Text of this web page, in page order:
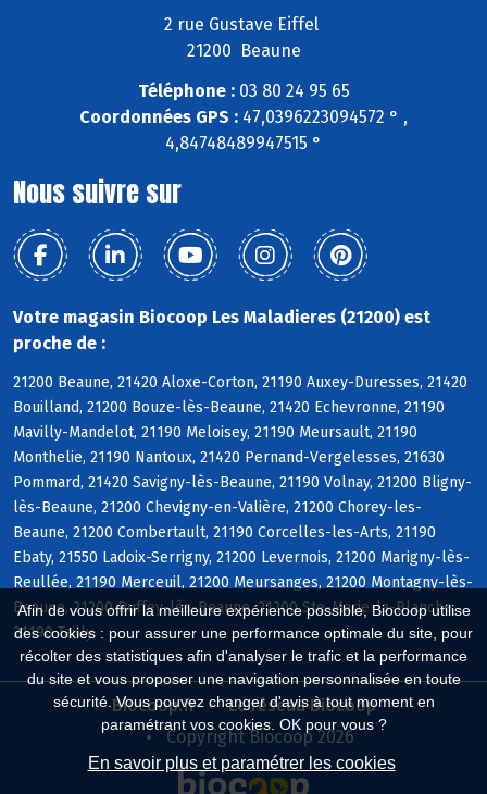
Afin de vous offrir la meilleure expérience possible, Biocoop utilise
des cookies : pour assurer une performance optimale du site, pour
récolter des statistiques afin d'analyser le trafic et la performance
du site et vous proposer une navigation personnalisée en toute
sécurité. Vous pouvez changer d'avis à tout moment en
paramétrant vos cookies. OK pour vous ?
En savoir plus et paramétrer les cookies
2 rue Gustave Eiffel
21200 Beaune
Téléphone :03 80 24 95 65
Coordonnées GPS : 47,0396223094572 ° ,
4,84748489947515 °
Nous suivre sur
Votre magasin Biocoop Les Maladieres (21200) est
proche de :
21200 Beaune, 21420 Aloxe-Corton, 21190 Auxey-Duresses, 21420
Bouilland, 21200 Bouze-lès-Beaune, 21420 Echevronne, 21190
Mavilly-Mandelot, 21190 Meloisey, 21190 Meursault, 21190
Monthelie, 21190 Nantoux, 21420 Pernand-Vergelesses, 21630
Pommard, 21420 Savigny-lès-Beaune, 21190 Volnay, 21200 Bligny-
lès-Beaune, 21200 Chevigny-en-Valière, 21200 Chorey-les-
Beaune, 21200 Combertault, 21190 Corcelles-les-Arts, 21190
Ebaty, 21550 Ladoix-Serrigny, 21200 Levernois, 21200 Marigny-lès-
Reullée, 21190 Merceuil, 21200 Meursanges, 21200 Montagny-lès-
Beaune, 21200 Ruffey-lès-Beaune, 21200 Ste-Marie-la-Blanche,
21190 Tailly
Biocoop.fr
Le réseau Biocoop
Copyright Biocoop 2026